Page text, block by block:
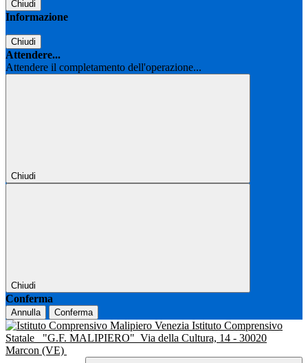
Chiudi
Informazione
Chiudi
Attendere...
Attendere il completamento dell'operazione...
Chiudi
Chiudi
Conferma
Annulla Conferma
Istituto Comprensivo
Statale
"G.F. MALIPIERO" Via della Cultura, 14 - 30020
Marcon (VE)